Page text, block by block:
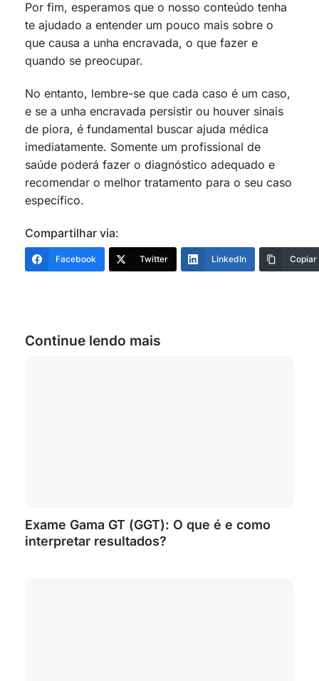
Por fim, esperamos que o nosso conteúdo tenha
te ajudado a entender um pouco mais sobre o
que causa a unha encravada, o que fazer e
quando se preocupar.
No entanto, lembre-se que cada caso é um caso,
e se a unha encravada persistir ou houver sinais
de piora, é fundamental buscar ajuda médica
imediatamente. Somente um profissional de
saúde poderá fazer o diagnóstico adequado e
recomendar o melhor tratamento para o seu caso
específico.
Compartilhar via:
Facebook Twitter LinkedIn Copiar
Continue lendo mais
Exame Gama GT (GGT): O que é e como
interpretar resultados?